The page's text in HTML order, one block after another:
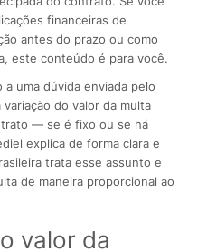
financeiras de
antes do prazo ou como
este conteúdo é para você.
uma dúvida enviada pelo
do valor da multa
— se é fixo ou se há
explica de forma clara e
trata esse assunto e
de maneira proporcional ao
valor da